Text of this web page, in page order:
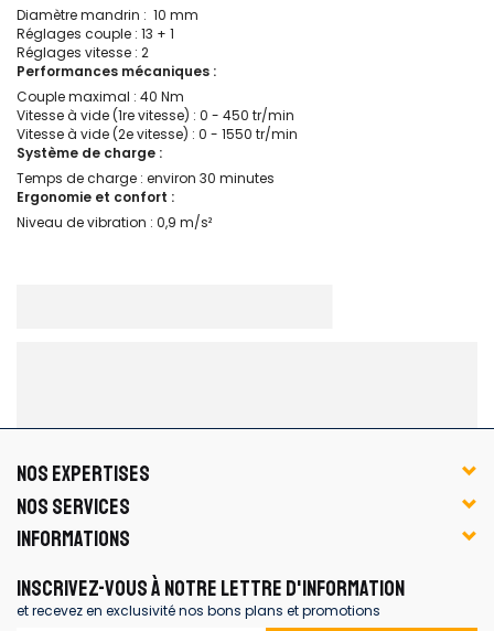
Diamètre mandrin : 10 mm
Réglages couple : 13 + 1
Réglages vitesse : 2
Performances mécaniques :
Couple maximal : 40 Nm
Vitesse à vide (1re vitesse) : 0 - 450 tr/min
Vitesse à vide (2e vitesse) : 0 - 1550 tr/min
Système de charge :
Temps de charge : environ 30 minutes
Ergonomie et confort :
Niveau de vibration : 0,9 m/s²
NOS EXPERTISES
NOS SERVICES
INFORMATIONS
INSCRIVEZ-VOUS À NOTRE LETTRE D'INFORMATION
et recevez en exclusivité nos bons plans et promotions